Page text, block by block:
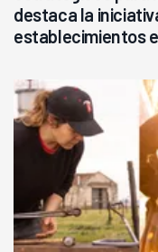
destaca la
establecimientos